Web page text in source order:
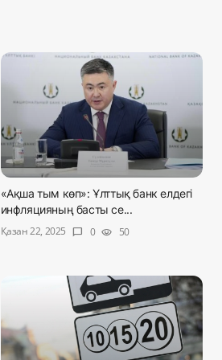
«Ақша тым көп»: Ұлттық банк елдегі
инфляцияның басты се...
Қазан 22, 2025
chat_bubble 0 visibility 50